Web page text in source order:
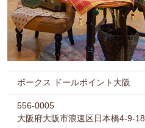
ボークス ドールポイント大阪
556-0005
大阪府大阪市浪速区日本橋4-9-18